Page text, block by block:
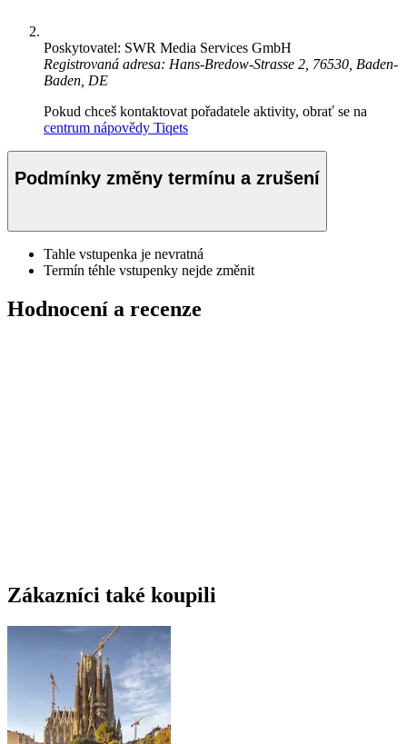
Poskytovatel: SWR Media Services GmbH
Registrovaná adresa: Hans-Bredow-Strasse 2, 76530, Baden-
Baden, DE
Pokud chceš kontaktovat pořadatele aktivity, obrať se na
centrum nápovědy Tiqets
Podmínky změny termínu a zrušení
Tahle vstupenka je nevratná
Termín téhle vstupenky nejde změnit
Hodnocení a recenze
Zákazníci také koupili